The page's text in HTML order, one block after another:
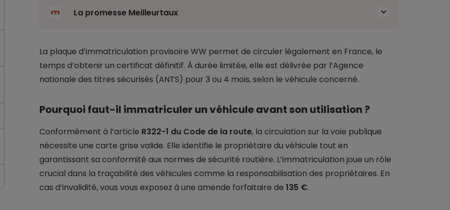
La promesse Meilleurtaux
La plaque d’immatriculation provisoire WW permet de circuler légalement en France, le
temps d’obtenir un certificat définitif. À durée limitée, elle est délivrée par l’Agence
nationale des titres sécurisés (ANTS) pour 3 ou 4 mois, selon le véhicule concerné.
Pourquoi faut-il immatriculer un véhicule avant son utilisation ?
Conformément à l’article R322-1 du Code de la route, la circulation sur la voie publique
nécessite une carte grise valide. Elle identifie le propriétaire du véhicule tout en
garantissant sa conformité aux normes de sécurité routière. L’immatriculation joue un rôle
crucial dans la traçabilité des véhicules comme la responsabilisation des propriétaires. En
cas d’invalidité, vous vous exposez à une amende forfaitaire de 135 €.